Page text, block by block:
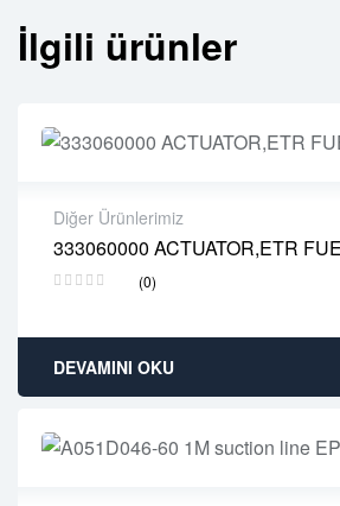
İlgili ürünler
Diğer Ürünlerimiz
333060000 ACTUATOR,ETR
(0)
2 years warranty
Delivery time: 1-2 business days
DEVAMINI OKU